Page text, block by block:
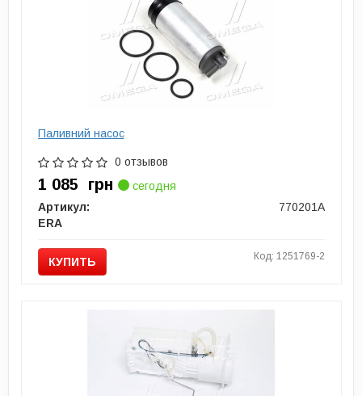
Паливний насос
0 отзывов
1 085 грн
сегодня
Артикул:
770201A
ERA
КУПИТЬ Код: 1251769-2